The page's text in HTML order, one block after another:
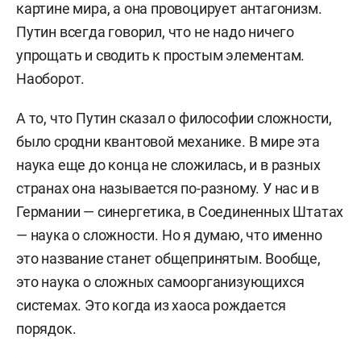
картине мира, а она провоцирует антагонизм.
Путин всегда говорил, что не надо ничего
упрощать и сводить к простым элементам.
Наоборот.
А то, что Путин сказал о философии сложности,
было сродни квантовой механике. В мире эта
наука еще до конца не сложилась, и в разных
странах она называется по-разному. У нас и в
Германии — синергетика, в Соединенных Штатах
— наука о сложности. Но я думаю, что именно
это название станет общепринятым. Вообще,
этонаука о сложных самоорганизующихся
системах. Это когда из хаоса рождается
порядок.